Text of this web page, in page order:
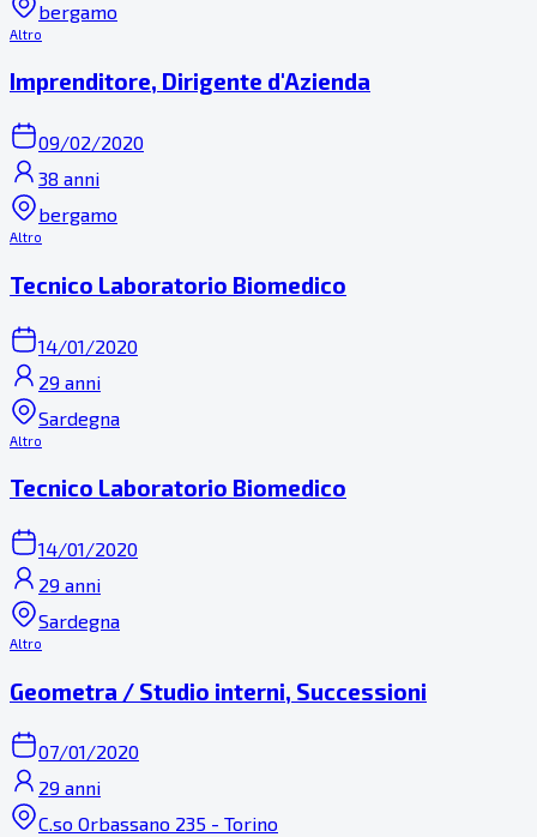
bergamo
Altro
Imprenditore, Dirigente d'Azienda
09/02/2020
38 anni
bergamo
Altro
Tecnico Laboratorio Biomedico
14/01/2020
29 anni
Sardegna
Altro
Tecnico Laboratorio Biomedico
14/01/2020
29 anni
Sardegna
Altro
Geometra / Studio interni, Successioni
07/01/2020
29 anni
C.so Orbassano 235 - Torino